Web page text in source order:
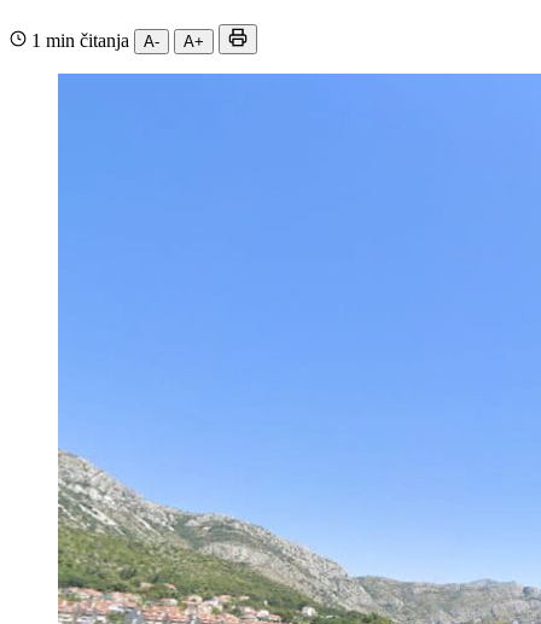
1 min čitanja A- A+